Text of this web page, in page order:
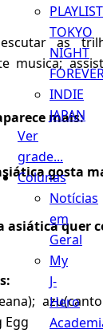
PLAYLIST
TOKYO
NIGHT
INDIE
JAPAN
Ver
grade...
Colunas
Notícias
em
Geral
My
J-
Hero
as
musica;
mais:
gosta
asiática quer
Egg